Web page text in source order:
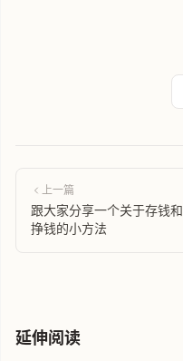
上一篇
跟大家分享一个关于存钱和
挣钱的小方法
延伸阅读